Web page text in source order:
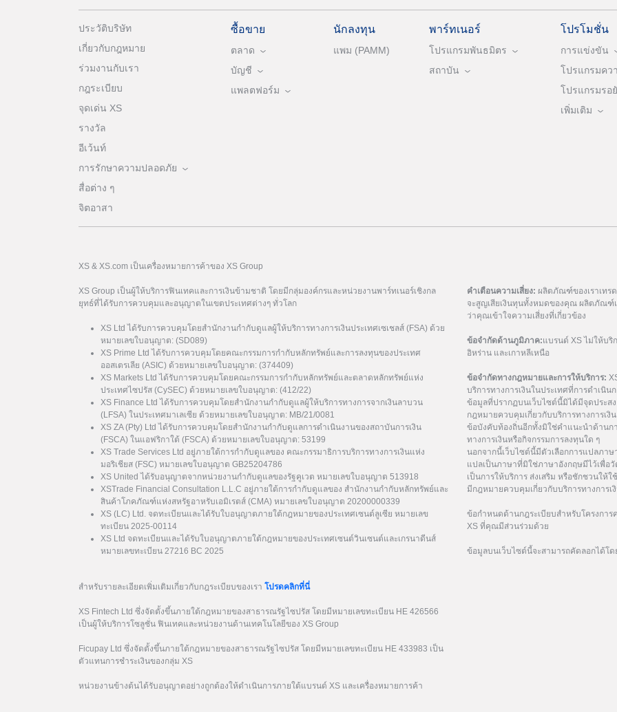
ประวัติบริษัท
เกี่ยวกับกฎหมาย
ร่วมงานกับเรา
กฎระเบียบ
จุดเด่น XS
รางวัล
อีเว้นท์
การรักษาความปลอดภัย
สื่อต่าง ๆ
จิตอาสา
ซื้อขาย
ตลาด
บัญชี
แพลตฟอร์ม
นักลงทุน
แพม (PAMM)
พาร์ทเนอร์
โปรแกรมพันธมิตร
สถาบัน
โปรโมชั่น
การแข่งขัน
โปรแกรมคว
โปรแกรมรอ
เพิ่มเติม
XS & XS.com เป็นเครื่องหมายการค้าของ XS Group
XS Group เป็นผู้ให้บริการฟินเทคและการเงินข้ามชาติ โดยมีกลุ่มองค์กรและหน่วยงานพาร์ทเนอร์เชิงกล
ยุทธ์ที่ได้รับการควบคุมและอนุญาตในเขตประเทศต่างๆ ทั่วโลก
XS Ltd ได้รับการควบคุมโดยสำนักงานกำกับดูแลผู้ให้บริการทางการเงินประเทศเซเชลส์ (FSA) ด้วย
หมายเลขใบอนุญาต: (SD089)
XS Prime Ltd ได้รับการควบคุมโดยคณะกรรมการกำกับหลักทรัพย์และการลงทุนของประเทศ
ออสเตรเลีย (ASIC) ด้วยหมายเลขใบอนุญาต: (374409)
XS Markets Ltd ได้รับการควบคุมโดยคณะกรรมการกำกับหลักทรัพย์และตลาดหลักทรัพย์แห่ง
ประเทศไซปรัส (CySEC) ด้วยหมายเลขใบอนุญาต: (412/22)
XS Finance Ltd ได้รับการควบคุมโดยสำนักงานกำกับดูแลผู้ให้บริการทางการจากเงินลาบวน
(LFSA) ในประเทศมาเลเซีย ด้วยหมายเลขใบอนุญาต: MB/21/0081
XS ZA (Pty) Ltd ได้รับการควบคุมโดยสำนักงานกำกับดูแลการดำเนินงานของสถาบันการเงิน
(FSCA) ในแอฟริกาใต้ (FSCA) ด้วยหมายเลขใบอนุญาต: 53199
XS Trade Services Ltd อยู่ภายใต้การกำกับดูแลของ คณะกรรมาธิการบริการทางการเงินแห่ง
มอริเชียส (FSC) หมายเลขใบอนุญาต GB25204786
XS United ได้รับอนุญาตจากหน่วยงานกำกับดูแลของรัฐคูเวต หมายเลขใบอนุญาต 513918
XSTrade Financial Consultation L.L.C อยู่ภายใต้การกำกับดูแลของ สำนักงานกำกับหลักทรัพย์และ
สินค้าโภคภัณฑ์แห่งสหรัฐอาหรับเอมิเรตส์ (CMA) หมายเลขใบอนุญาต 20200000339
XS (LC) Ltd. จดทะเบียนและได้รับใบอนุญาตภายใต้กฎหมายของประเทศเซนต์ลูเซีย หมายเลข
ทะเบียน 2025-00114
XS Ltd จดทะเบียนและได้รับใบอนุญาตภายใต้กฎหมายของประเทศเซนต์วินเซนต์และเกรนาดีนส์
หมายเลขทะเบียน 27216 BC 2025
สำหรับรายละเอียดเพิ่มเติมเกี่ยวกับกฎระเบียบของเรา โปรดคลิกที่นี่
XS Fintech Ltd ซึ่งจัดตั้งขึ้นภายใต้กฎหมายของสาธารณรัฐไซปรัส โดยมีหมายเลขทะเบียน HE 426566
เป็นผู้ให้บริการโซลูชั่น ฟินเทคและหน่วยงานด้านเทคโนโลยีของ XS Group
Ficupay Ltd ซึ่งจัดตั้งขึ้นภายใต้กฎหมายของสาธารณรัฐไซปรัส โดยมีหมายเลขทะเบียน HE 433983 เป็น
ตัวแทนการชำระเงินของกลุ่ม XS
หน่วยงานข้างต้นได้รับอนุญาตอย่างถูกต้องให้ดำเนินการภายใต้แบรนด์ XS และเครื่องหมายการค้า
คำเตือนความเสี่ยง: ผลิตภัณฑ์ของเราเทร
จะสูญเสียเงินทุนทั้งหมดของคุณ ผลิตภัณฑ์
ว่าคุณเข้าใจความเสี่ยงที่เกี่ยวข้อง
ข้อจำกัดด้านภูมิภาค:แบรนด์ XS ไม่ให้บริ
อิหร่าน และเกาหลีเหนือ
ข้อจำกัดทางกฎหมายและการให้บริการ:
บริการทางการเงินในประเทศที่การดำเ
ข้อมูลที่ปรากฏบนเว็บไซต์นี้มิได้มีจุดประส
กฎหมายควบคุมเกี่ยวกับบริการทางการเ
ข้อบังคับท้องถิ่นอีกทั้งมิใช่คำแนะนำด้านก
ทางการเงินหรือกิจกรรมการลงทุนใด ๆ
นอกจากนี้เว็บไซต์นี้มีตัวเลือกการแปลภา
แปลเป็นภาษาที่มิใช่ภาษาอังกฤษมีไว้เพื่อ
เป็นการให้บริการ ส่งเสริม หรือชักชวนให้
มีกฎหมายควบคุมเกี่ยวกับบริการทางการเ
ข้อกำหนดด้านกฎระเบียบสำหรับโครงกา
XS ที่คุณมีส่วนร่วมด้วย
ข้อมูลบนเว็บไซต์นี้จะสามารถคัดลอกได้โ